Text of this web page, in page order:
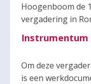
Hoogenboom de
vergadering in
Instrumentum
Om deze
is een